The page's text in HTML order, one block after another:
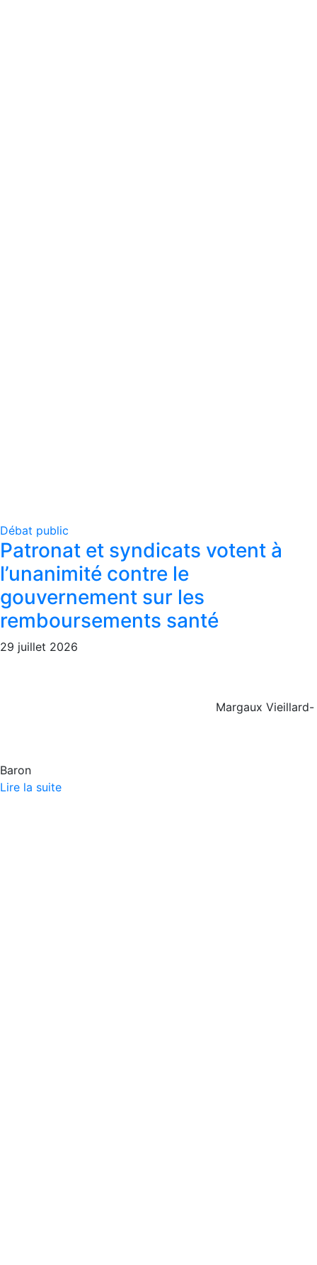
Débat public
Patronat et syndicats votent à
l’unanimité contre le
gouvernement sur les
remboursements santé
29 juillet 2026
Margaux Vieillard-
Baron
Lire la suite